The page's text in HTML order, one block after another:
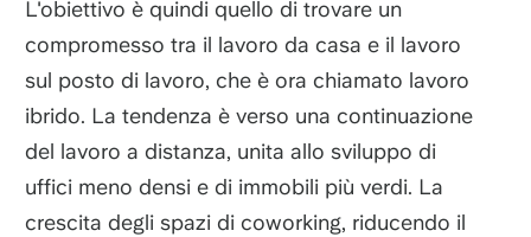
L'obiettivo è quindi quello di trovare un
compromesso tra il lavoro da casa e il lavoro
sul posto di lavoro, che è ora chiamato lavoro
ibrido. La tendenza è verso una continuazione
del lavoro a distanza, unita allo sviluppo di
uffici meno densi e di immobili più verdi. La
crescita degli spazi di coworking, riducendo il